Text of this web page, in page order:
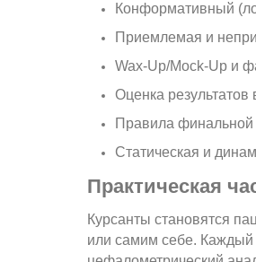
Конформативный
Приемлемая и
Wax-Up/Mock-Up и
Оценка
Правила финальной
Статическая и
Практическая
Курсанты становятся
или самим себе. Каждый